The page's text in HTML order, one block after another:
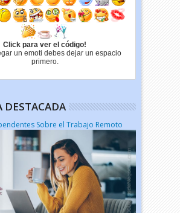
Click para ver el código!
un emoti debes dejar un espacio
primero.
DESTACADA
Sobre el Trabajo Remoto